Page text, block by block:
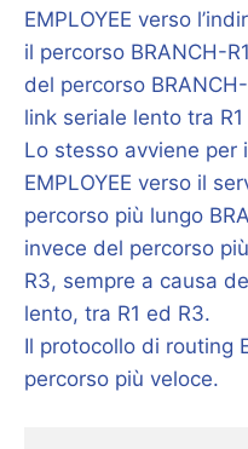
EMPLOYEE verso
il percorso BRANCH-
del percorso
link seriale lento tra
Lo stesso avviene
EMPLOYEE verso il
percorso più lungo
invece del percorso
R3, sempre a causa
lento, tra R1 ed R3.
Il protocollo di routing
percorso più veloce.